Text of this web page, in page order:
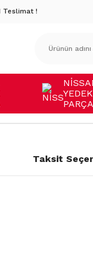
Teslimat !
YEDEK
PARÇA
Taksit